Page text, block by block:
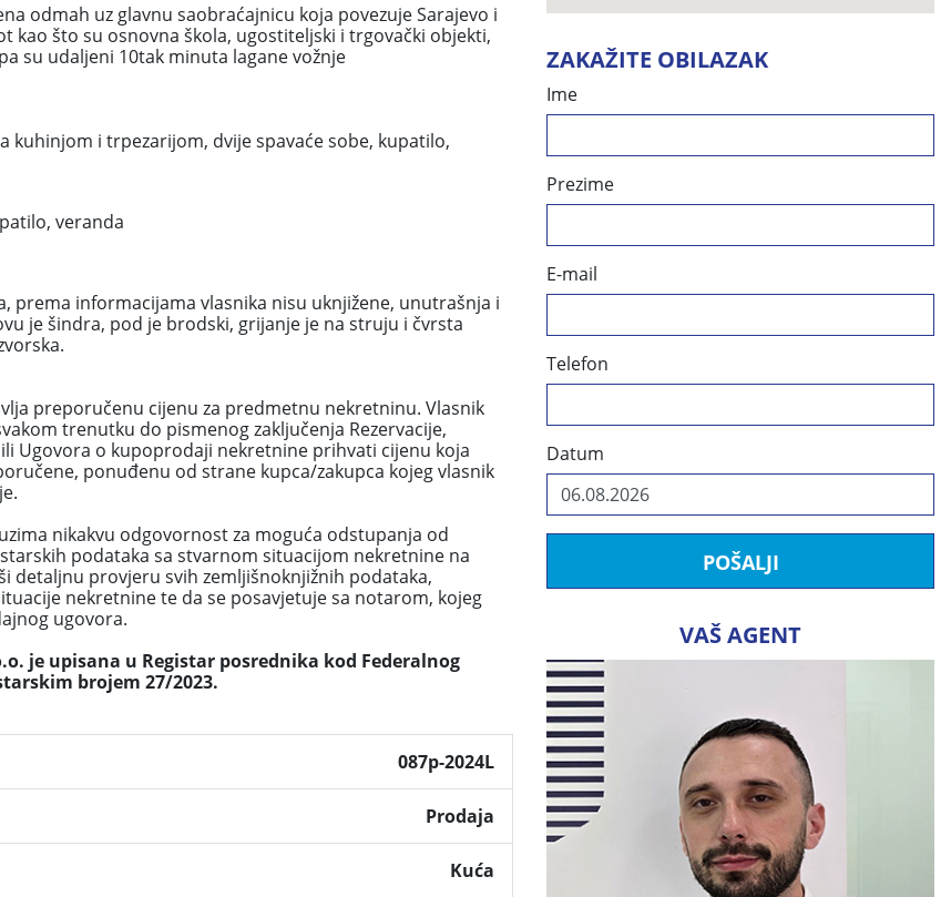
odmah uz glavnu saobraćajnicu koja povezuje Sarajevo i
kao što su osnovna škola, ugostiteljski i trgovački objekti,
su udaljeni 10tak minuta lagane vožnje
kuhinjom i trpezarijom, dvije spavaće sobe, kupatilo,
veranda
prema informacijama vlasnika nisu uknjižene, unutrašnja i
je šindra, pod je brodski, grijanje je na struju i čvrsta
preporučenu cijenu za predmetnu nekretninu. Vlasnik
trenutku do pismenog zaključenja Rezervacije,
Ugovora o kupoprodaji nekretnine prihvati cijenu koja
ponuđenu od strane kupca/zakupca kojeg vlasnik
nikakvu odgovornost za moguća odstupanja od
podataka sa stvarnom situacijom nekretnine na
detaljnu provjeru svih zemljišnoknjižnih podataka,
nekretnine te da se posavjetuje sa notarom, kojeg
ugovora.
je upisana u Registar posrednika kod Federalnog
brojem 27/2023.
087p-2024L
Prodaja
Kuća
ZAKAŽITE OBILAZAK
Ime
Prezime
E-mail
Telefon
Datum
POŠALJI
VAŠ AGENT